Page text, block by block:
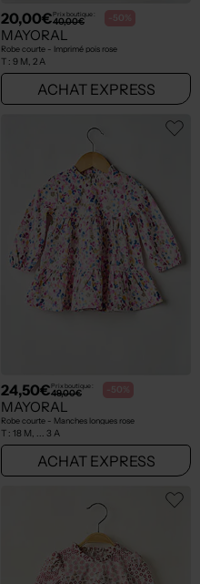
20,00€Prix boutique :
40,00€ -50%
MAYORAL
Robe courte - Imprimé pois rose
T : 9 M, 2 A
ACHAT EXPRESS
24,50€Prix boutique :
49,00€ -50%
MAYORAL
Robe courte - Manches longues rose
T : 18 M, ... 3 A
ACHAT EXPRESS